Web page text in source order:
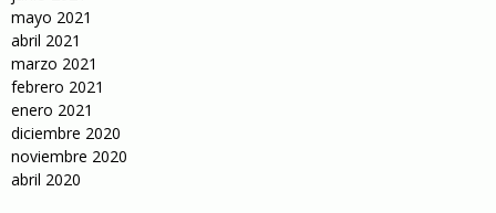
mayo 2021
abril 2021
marzo 2021
febrero 2021
enero 2021
diciembre 2020
noviembre 2020
abril 2020